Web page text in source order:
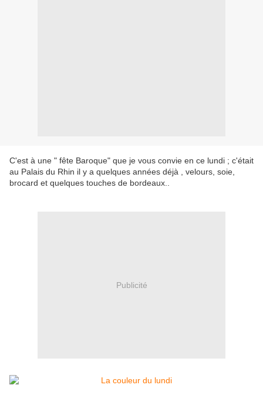
C'est à une " fête Baroque" que je vous convie en ce lundi ; c'était
au Palais du Rhin il y a quelques années déjà , velours, soie,
brocard et quelques touches de bordeaux..
Publicité